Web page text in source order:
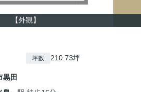
【外観】
坪数 210.73坪
黒田